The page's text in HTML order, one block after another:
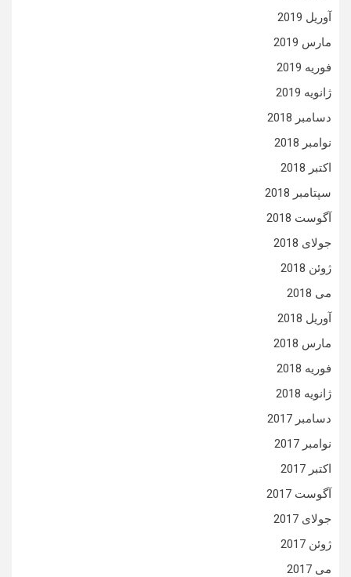
آوریل 2019
مارس 2019
فوریه 2019
ژانویه 2019
دسامبر 2018
نوامبر 2018
اکتبر 2018
سپتامبر 2018
آگوست 2018
جولای 2018
ژوئن 2018
می 2018
آوریل 2018
مارس 2018
فوریه 2018
ژانویه 2018
دسامبر 2017
نوامبر 2017
اکتبر 2017
آگوست 2017
جولای 2017
ژوئن 2017
می 2017